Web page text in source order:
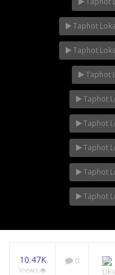
Taphot
Taphot
Taphot
Taphot
Taphot
Taphot
Taphot
Taphot
10.47K
Views
0